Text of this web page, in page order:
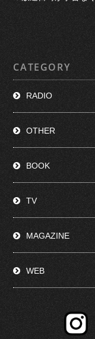
CATEGORY
RADIO
OTHER
BOOK
TV
MAGAZINE
WEB